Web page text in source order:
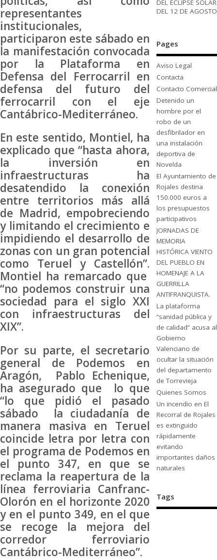
representantes
institucionales,
participaron este sábado en
la manifestación convocada
por la Plataforma en
Defensa del Ferrocarril en
defensa del futuro del
ferrocarril con el eje
Cantábrico-Mediterráneo.
En este sentido, Montiel, ha
explicado que “hasta ahora,
la inversión en
infraestructuras ha
desatendido la conexión
entre territorios más allá
de Madrid, empobreciendo
y limitando el crecimiento e
impidiendo el desarrollo de
zonas con un gran potencial
como Teruel y Castellón”.
Montiel ha remarcado que
“no podemos construir una
sociedad para el siglo XXI
con infraestructuras del
XIX”.
Por su parte, el secretario
general de Podemos en
Aragón, Pablo Echenique,
ha asegurado que lo que
“lo que pidió el pasado
sábado la ciudadanía de
manera masiva en Teruel
coincide letra por letra con
el programa de Podemos en
el punto 347, en que se
reclama la reapertura de la
línea ferroviaria Canfranc-
Olorón en el horizonte 2020
y en el punto 349, en el que
se recoge la mejora del
corredor ferroviario
Cantábrico-Mediterráneo”.
DEL ECLIPSE SOLAR
DEL 12 DE AGOSTO
Pages
Aviso Legal
Contacta
Contacto Comercial
Detenido un
hombre por el
robo de un
desfibrilador en
una instalación
deportiva de
Novelda
El Ayuntamiento de
Rojales destina
150.000 euros a
los presupuestos
participativos
JORNADAS DE
MEMORIA
HISTÓRICA VIENTO
DEL PUEBLO EN
HOMENAJE A LA
GUERRILLA
ANTIFRANQUISTA.
La plataforma
“sanidad pública y
de calidad” acusa al
Gobierno
Valenciano de
ocultar la situación
del departamento
de Torrevieja
Quienes Somos
Un incendio en El
Recorral de Rojales
es extinguido
rápidamente
evitando
importantes daños
naturales
Tags